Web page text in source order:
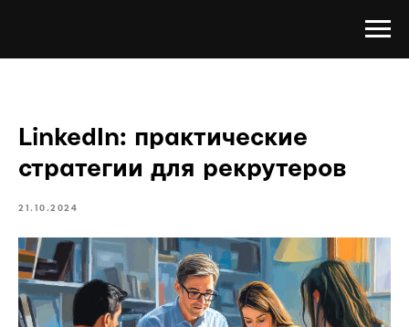
LinkedIn: практические
стратегии для рекрутеров
21.10.2024